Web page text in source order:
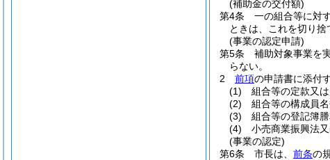
(補助金の交付額)
第4条
一の組合等に対
ときは、これを切り捨
(事業の認定申請)
第5条
補助対象事業を
らない。
2
前項の申請書に添付
(1)
組合等の定款又
(2)
組合等の構成員
(3)
組合等の登記簿
(4)
小売商業振興法
(事業の認定)
第6条
市長は、 前条の